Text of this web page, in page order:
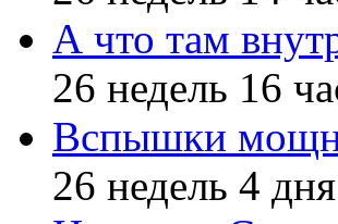
А что там
26 недель 16
Вспышки
26 недель 4